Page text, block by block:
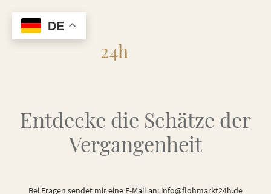
24h
Entdecke die Schätze der
Vergangenheit
Bei Fragen sendet mir eine E-Mail an: info@flohmarkt24h.de
DE